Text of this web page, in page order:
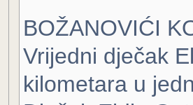
BOŽANOVIĆI
Vrijedni dječak
kilometara u